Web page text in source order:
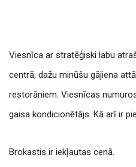
Viesnīca ar stratēģiski labu
centrā, dažu minūšu gājiena
restorāniem. Viesnīcas
gaisa kondicionētājs. Kā arī ir
Brokastis ir iekļautas cenā.